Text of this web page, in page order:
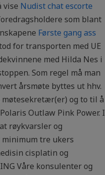
vise Nudist chat escorte
som blant
Første gang ass
for transporten med UE
med Hilda Nes i
Som regel må man
årsmøte byttes ut hhv.
og to til å
Outlaw Pink Power. I
røykvarsler og
minimum tre ukers
cisplatin og
Våre konsulenter og